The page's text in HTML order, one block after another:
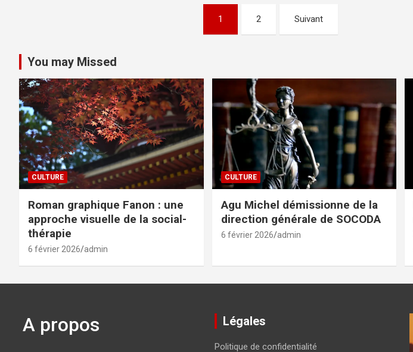
publications
1 2 Suivant
You may Missed
CULTURE
Roman graphique Fanon : une
approche visuelle de la social-
thérapie
6 février 2026 admin
CULTURE
Agu Michel démissionne de la
direction générale de SOCODA
6 février 2026 admin
A propos Légales
Politique de confidentialité